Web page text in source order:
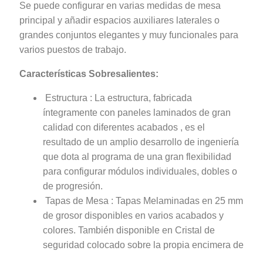
Se puede configurar en varias medidas de mesa
principal y añadir espacios auxiliares laterales o
grandes conjuntos elegantes y muy funcionales para
varios puestos de trabajo.
Características Sobresalientes:
Estructura : La estructura, fabricada
íntegramente con paneles laminados de gran
calidad con diferentes acabados , es el
resultado de un amplio desarrollo de ingeniería
que dota al programa de una gran flexibilidad
para configurar módulos individuales, dobles o
de progresión.
Tapas de Mesa : Tapas Melaminadas en 25 mm
de grosor disponibles en varios acabados y
colores. También disponible en Cristal de
seguridad colocado sobre la propia encimera de